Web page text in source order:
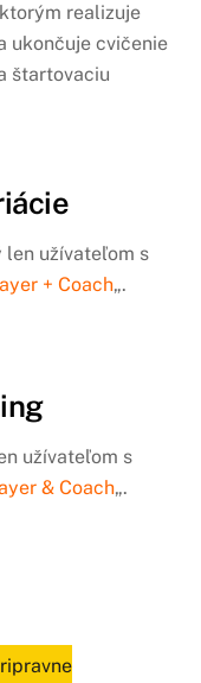
realizuje
ukončuje cvičenie
štartovaciu
len užívateľom s
+ Coach„.
užívateľom s
& Coach„.